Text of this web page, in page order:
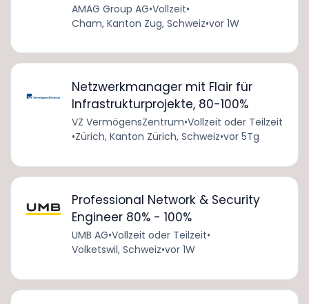
AMAG Group AG•Vollzeit•
Cham, Kanton Zug, Schweiz•vor 1W
Netzwerkmanager mit Flair für
Infrastrukturprojekte, 80-100%
VZ VermögensZentrum•Vollzeit oder Teilzeit
•Zürich, Kanton Zürich, Schweiz•vor 5Tg
Professional Network & Security
Engineer 80% - 100%
UMB AG•Vollzeit oder Teilzeit•
Volketswil, Schweiz•vor 1W